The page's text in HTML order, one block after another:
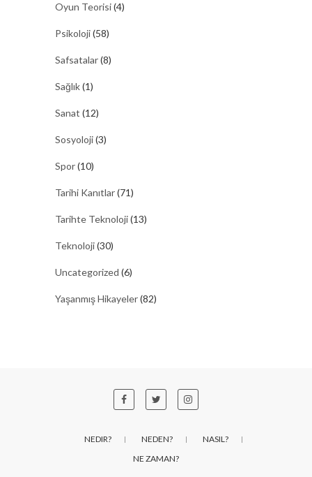
Oyun Teorisi(4)
Psikoloji(58)
Safsatalar(8)
Sağlık(1)
Sanat (12)
Sosyoloji(3)
Spor(10)
Tarihi Kanıtlar(71)
Tarihte Teknoloji(13)
Teknoloji(30)
Uncategorized (6)
Yaşanmış Hikayeler(82)
NEDIR? NEDEN?
NASIL?
NE ZAMAN?